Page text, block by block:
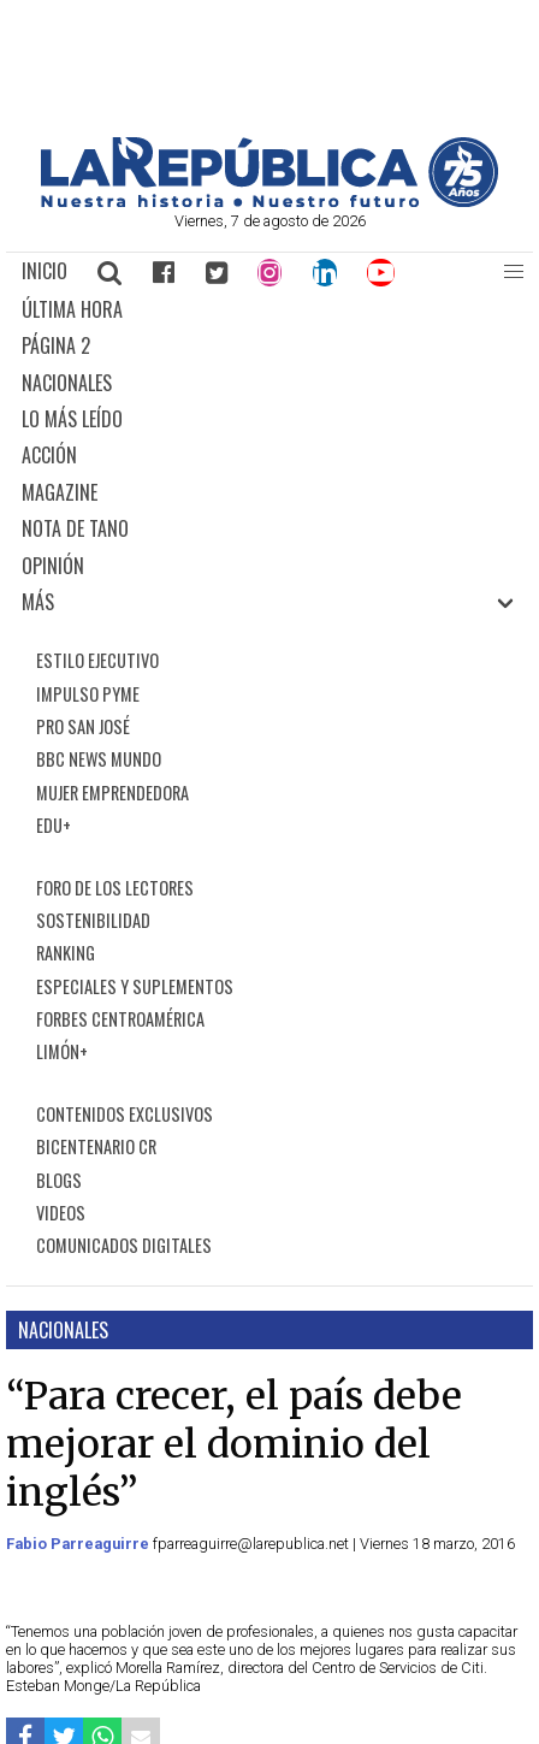
Viernes, 7 de agosto de 2026
INICIO
ÚLTIMA HORA
PÁGINA 2
NACIONALES
LO MÁS LEÍDO
ACCIÓN
MAGAZINE
NOTA DE TANO
OPINIÓN
MÁS
ESTILO EJECUTIVO
IMPULSO PYME
PRO SAN JOSÉ
BBC NEWS MUNDO
MUJER EMPRENDEDORA
EDU+
FORO DE LOS LECTORES
SOSTENIBILIDAD
RANKING
ESPECIALES Y SUPLEMENTOS
FORBES CENTROAMÉRICA
LIMÓN+
CONTENIDOS EXCLUSIVOS
BICENTENARIO CR
BLOGS
VIDEOS
COMUNICADOS DIGITALES
NACIONALES
“Para crecer, el país debe
mejorar el dominio del
inglés”
Fabio Parreaguirre fparreaguirre@larepublica.net | Viernes 18 marzo, 2016
“Tenemos una población joven de profesionales, a quienes nos gusta capacitar
en lo que hacemos y que sea este uno de los mejores lugares para realizar sus
labores”, explicó Morella Ramírez, directora del Centro de Servicios de Citi.
Esteban Monge/La República